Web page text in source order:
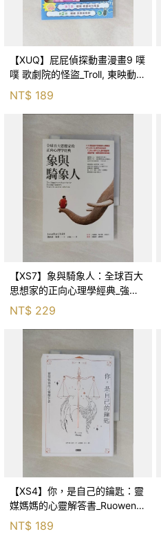
【XUQ】屁屁偵探動畫漫畫9 噗
噗 歌劇院的怪盜_Troll, 東映動畫
株式會社, 張東君
NT$ 189
【XS7】象與騎象人：全球百大
思想家的正向心理學經典_強納
森．海德, 李靜瑤
NT$ 229
【XS4】你，是自己的鑰匙：靈
媒媽媽的心靈解答書_Ruowen
Huang
NT$ 189